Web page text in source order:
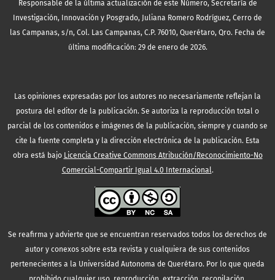
Responsable de la última actualización de este Número, Secretaría de
Investigación, Innovación y Posgrado, Juliana Romero Rodríguez, Cerro de
las Campanas, s/n, Col. Las Campanas, C.P. 76010, Querétaro, Qro. Fecha de
última modificación: 29 de enero de 2026.
Las opiniones expresadas por los autores no necesariamente reflejan la
postura del editor de la publicación. Se autoriza la reproducción total o
parcial de los contenidos e imágenes de la publicación, siempre y cuando se
cite la fuente completa y la dirección electrónica de la publicación. Esta
obra está bajo Licencia Creative Commons Atribución/Reconocimiento-No
Comercial-Compartir Igual 4.0 Internacional.
Se reafirma y advierte que se encuentran reservados todos los derechos de
autor y conexos sobre esta revista y cualquiera de sus contenidos
pertenecientes a la Universidad Autonoma de Querétaro. Por lo que queda